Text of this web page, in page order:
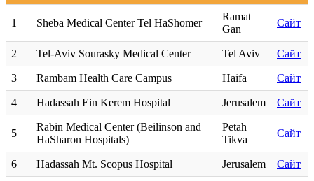
1 Sheba Medical Center Tel HaShomer
Ramat
Gan
Сайт
2 Tel-Aviv Sourasky Medical Center Tel Aviv Сайт
3 Rambam Health Care Campus Haifa Сайт
4 Hadassah Ein Kerem Hospital Jerusalem Сайт
5
Rabin Medical Center (Beilinson and
HaSharon Hospitals)
Petah
Tikva
Сайт
6 Hadassah Mt. Scopus Hospital Jerusalem Сайт